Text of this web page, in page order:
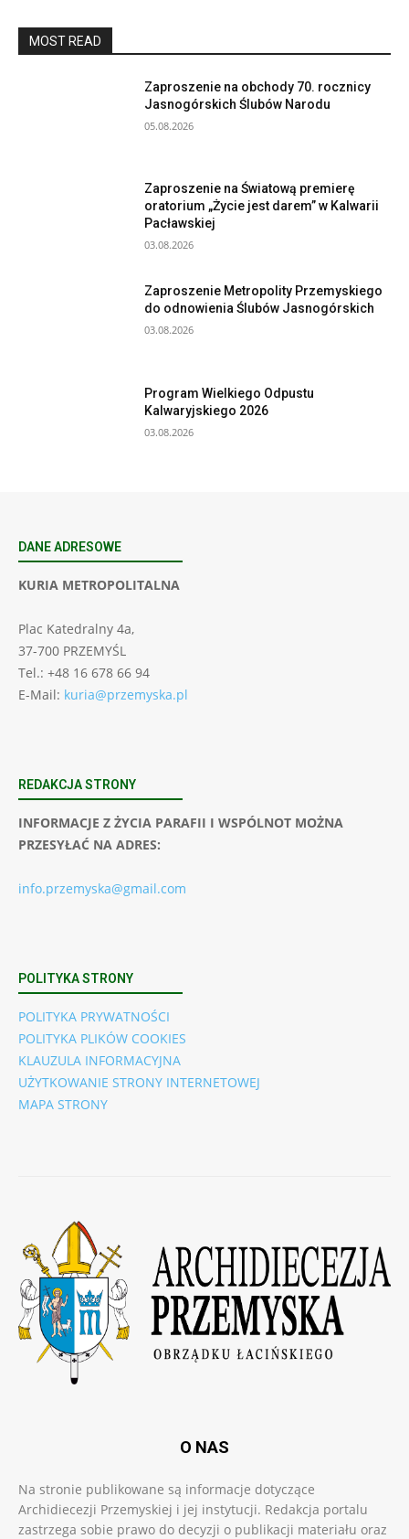
MOST READ
Zaproszenie na obchody 70. rocznicy
Jasnogórskich Ślubów Narodu
05.08.2026
Zaproszenie na Światową premierę
oratorium „Życie jest darem” w Kalwarii
Pacławskiej
03.08.2026
Zaproszenie Metropolity Przemyskiego
do odnowienia Ślubów Jasnogórskich
03.08.2026
Program Wielkiego Odpustu
Kalwaryjskiego 2026
03.08.2026
DANE ADRESOWE
KURIA METROPOLITALNA
Plac Katedralny 4a,
37-700 PRZEMYŚL
Tel.: +48 16 678 66 94
E-Mail: kuria@przemyska.pl
REDAKCJA STRONY
INFORMACJE Z ŻYCIA PARAFII I WSPÓLNOT MOŻNA
PRZESYŁAĆ NA ADRES:
info.przemyska@gmail.com
POLITYKA STRONY
POLITYKA PRYWATNOŚCI
POLITYKA PLIKÓW COOKIES
KLAUZULA INFORMACYJNA
UŻYTKOWANIE STRONY INTERNETOWEJ
MAPA STRONY
O NAS
Na stronie publikowane są informacje dotyczące
Archidiecezji Przemyskiej i jej instytucji. Redakcja portalu
zastrzega sobie prawo do decyzji o publikacji materiału oraz